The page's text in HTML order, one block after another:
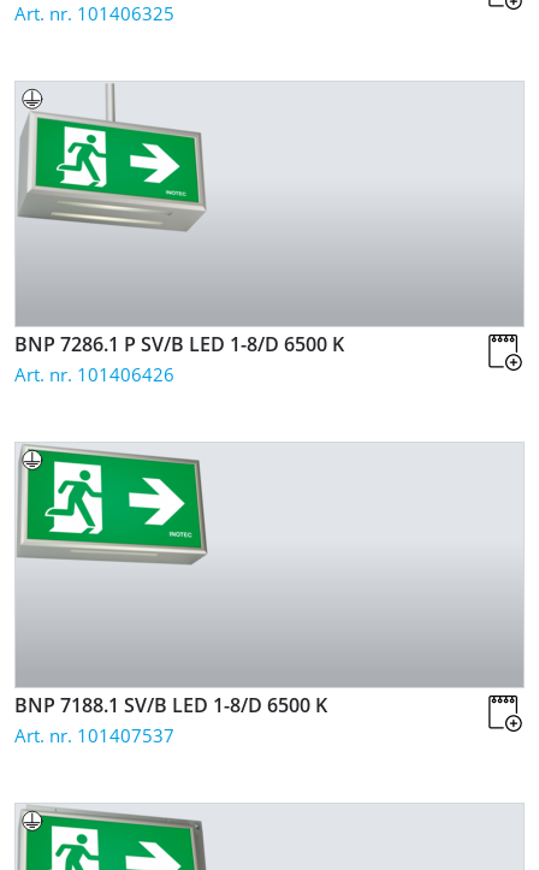
Art. nr. 101406325
BNP 7286.1 P SV/B LED 1-8/D 6500 K
Art. nr. 101406426
BNP 7188.1 SV/B LED 1-8/D 6500 K
Art. nr. 101407537